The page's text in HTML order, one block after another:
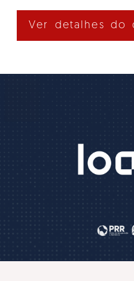
Ver detalhes do